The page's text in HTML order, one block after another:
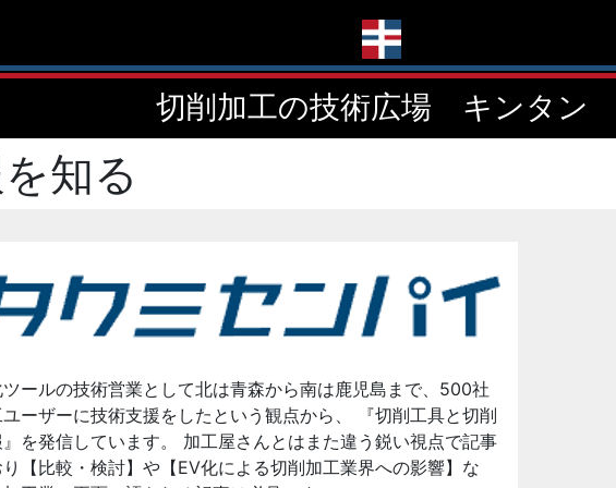
切削加工の技術広場 キンタン
知る
ールの技術営業として北は青森から南は鹿児島まで、500社
ーザーに技術支援をしたという観点から、 『切削工具と切削
を発信しています。 加工屋さんとはまた違う鋭い視点で記事
【比較・検討】や【EV化による切削加工業界への影響】な